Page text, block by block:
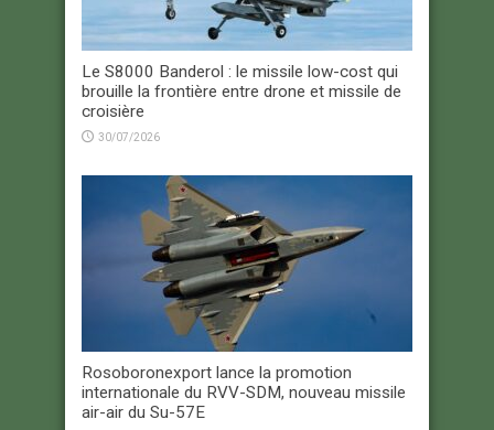
Le S8000 Banderol : le missile low-cost qui
brouille la frontière entre drone et missile de
croisière
30/07/2026
Rosoboronexport lance la promotion
internationale du RVV-SDM, nouveau missile
air-air du Su-57E